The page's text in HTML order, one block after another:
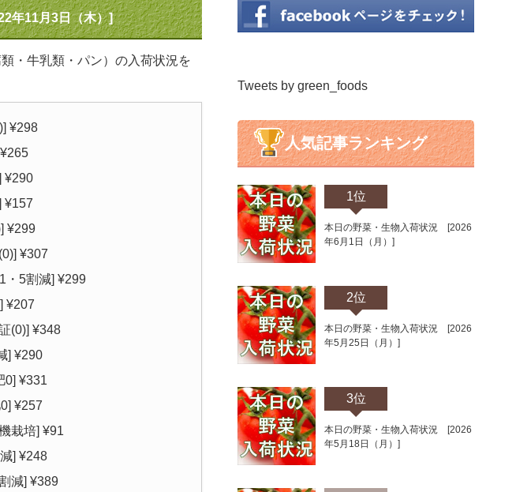
年11月3日（木）]
・牛乳類・パン）の入荷状況を
¥298
¥290
¥157
¥299
¥307
・5割減] ¥299
¥207
(0)] ¥348
] ¥290
0] ¥331
¥257
栽培] ¥91
] ¥248
減] ¥389
Tweets by green_foods
人気記事ランキング
1位
本日の野菜・生物入荷状況 [2026
年6月1日（月）]
2位
本日の野菜・生物入荷状況 [2026
年5月25日（月）]
3位
本日の野菜・生物入荷状況 [2026
年5月18日（月）]